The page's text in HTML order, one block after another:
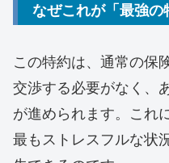
なぜこれが「最強の
この特約は、通常の保
交渉する必要がなく、
が進められます。これ
最もストレスフルな状